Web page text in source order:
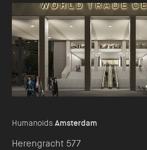
HumanoidsAmsterdam
Herengracht 577